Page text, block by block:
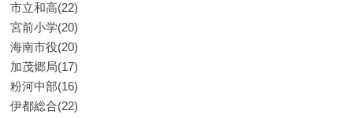
市立和高(22)
宮前小学(20)
海南市役(20)
加茂郷局(17)
粉河中部(16)
伊都総合(22)